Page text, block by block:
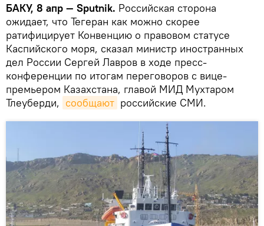
БАКУ, 8 апр — Sputnik. Российская сторона
ожидает, что Тегеран как можно скорее
ратифицирует Конвенцию о правовом статусе
Каспийского моря, сказал министр иностранных
дел России Сергей Лавров в ходе пресс-
конференции по итогам переговоров с вице-
премьером Казахстана, главой МИД Мухтаром
Тлеуберди, сообщают российские СМИ.